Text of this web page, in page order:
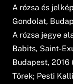
A rózsa és
Gondolat,
A rózsa jegye
Babits, Saint-
Budapest, 2016
Törek; Pesti